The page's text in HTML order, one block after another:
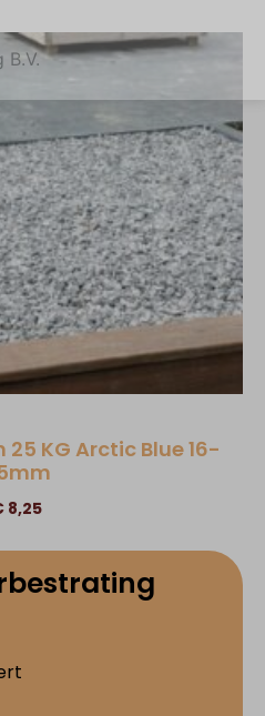
25 KG Arctic Blue 16-
8,25
B.V.